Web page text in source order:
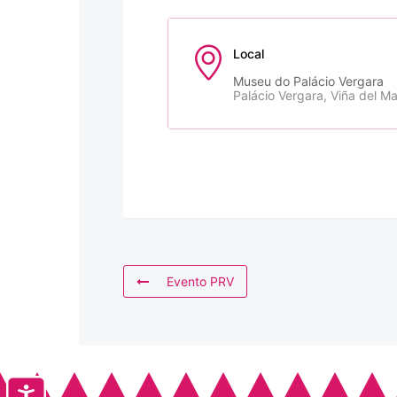
Accesibilidad
Local
Museu do Palácio Vergara
Palácio Vergara, Viña del
Evento PRV